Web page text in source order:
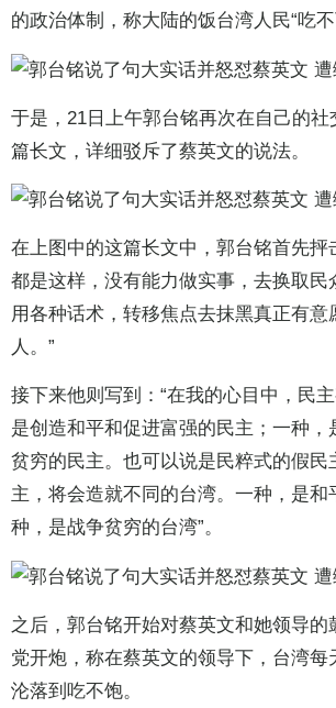
的政治体制，称大陆的饭台湾人民“吃不
于是，21日上午郭台铭再次在自己的社
篇长文，详细驳斥了蔡英文的说法。
在上图中的这篇长文中，郭台铭首先抨
都是这样，没有能力做实事，去换取民
用各种话术，转移焦点去抹黑真正有意
人。”
接下来他则写到：“在我的心目中，民
是创造和平和促进富强的民主；一种，
贫穷的民主。也可以说是民粹式的假
主，将会造就不同的台湾。一种，是和
种，是战争贫穷的台湾”。
之后，郭台铭开始对蔡英文和她领导的
党开炮，称在蔡英文的领导下，台湾每
沦落到吃不饱。